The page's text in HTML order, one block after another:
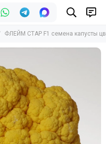
ФЛЕЙМ СТАР F1 семена капусты